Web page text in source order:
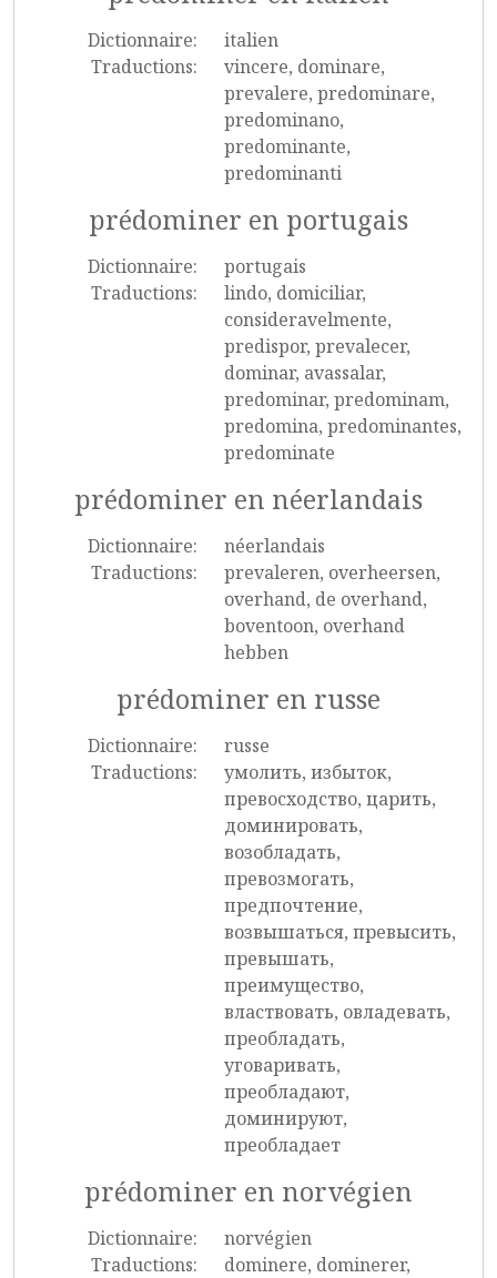
Dictionnaire:
italien
Traductions:
vincere, dominare,
prevalere, predominare,
predominano,
predominante,
predominanti
prédominer en portugais
Dictionnaire:
portugais
Traductions:
lindo, domiciliar,
consideravelmente,
predispor, prevalecer,
dominar, avassalar,
predominar, predominam,
predomina, predominantes,
predominate
prédominer en néerlandais
Dictionnaire:
néerlandais
Traductions:
prevaleren, overheersen,
overhand, de overhand,
boventoon, overhand
hebben
prédominer en russe
Dictionnaire:
russe
Traductions:
умолить, избыток,
превосходство, царить,
доминировать,
возобладать,
превозмогать,
предпочтение,
возвышаться, превысить,
превышать,
преимущество,
властвовать, овладевать,
преобладать,
уговаривать,
преобладают,
доминируют,
преобладает
prédominer en norvégien
Dictionnaire:
norvégien
Traductions:
dominere, dominerer,